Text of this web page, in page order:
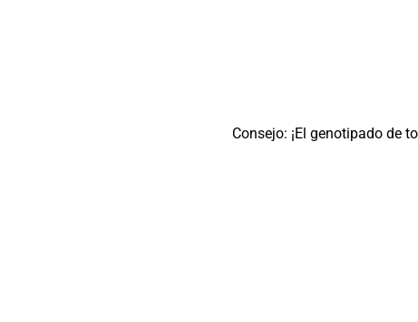
Consejo: ¡El genotipado de